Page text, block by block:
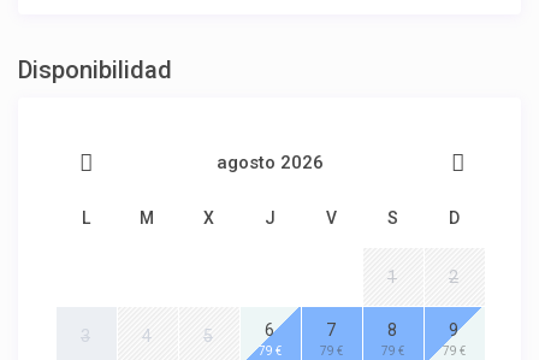
Disponibilidad
agosto 2026
L M X J V S D
1 2
3 4 5 6
79 €
7
79 €
8
79 €
9
79 €